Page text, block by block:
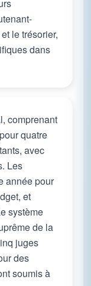
le trésorier,
dans
comprenant
quatre
avec
Les
année pour
et
système
de la
juges
des
soumis à